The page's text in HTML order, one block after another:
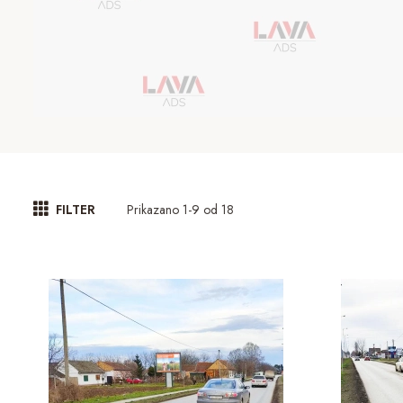
FILTER Prikazano 1-9 od 18